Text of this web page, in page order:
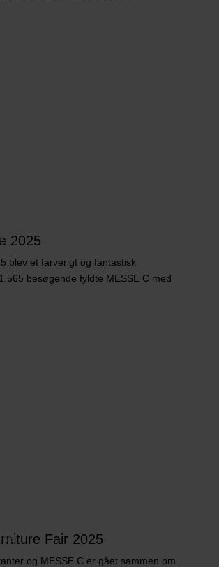
2025
blev et farverigt og fantastisk
besøgende fyldte MESSE C med
Fair 2025
og MESSE C er gået sammen om